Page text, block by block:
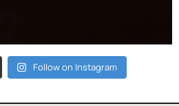
Follow on Instagram